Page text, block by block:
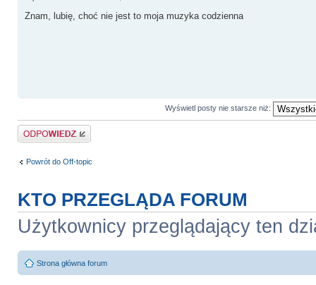
Znam, lubię, choć nie jest to moja muzyka codzienna
Wyświetl posty nie starsze niż:
Odpowiedz
Powrót do Off-topic
KTO PRZEGLĄDA FORUM
Użytkownicy przeglądający ten
Strona główna forum